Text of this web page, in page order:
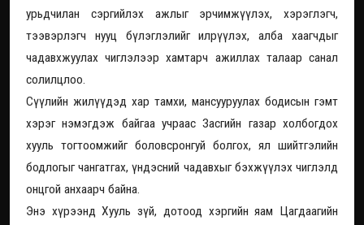
урьдчилан сэргийлэх ажлыг эрчимжүүлэх, хэрэглэгч,
тээвэрлэгч нууц бүлэглэлийг илрүүлэх, алба хаагчдыг
чадавхжуулах чиглэлээр хамтарч ажиллах талаар санал
солилцлоо.
Сүүлийн жилүүдэд хар тамхи, мансууруулах бодисын гэмт
хэрэг нэмэгдэж байгаа учраас Засгийн газар холбогдох
хууль тогтоомжийг боловсронгуй болгох, ял шийтгэлийн
бодлогыг чангатгах, үндэсний чадавхыг бэхжүүлэх чиглэлд
онцгой анхаарч байна.
Энэ хүрээнд Хууль зүй, дотоод хэргийн яам Цагдаагийн